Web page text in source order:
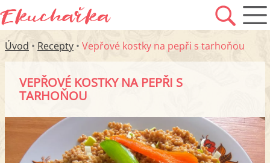
Úvod • Recepty • Vepřové kostky na pepři s tarhoňou
VEPŘOVÉ KOSTKY NA PEPŘI S
TARHOŇOU